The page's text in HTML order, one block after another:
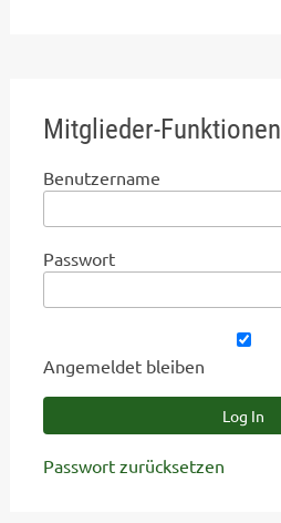
Mitglieder-Funktionen
Benutzername
Passwort
Angemeldet bleiben
Passwort zurücksetzen